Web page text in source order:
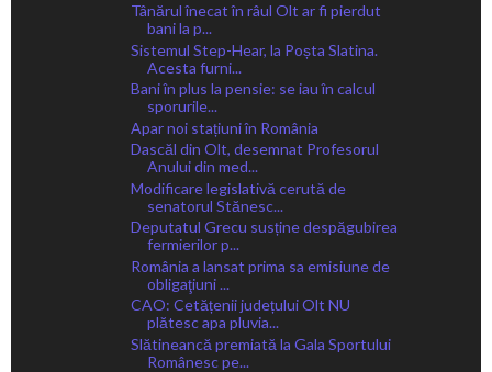
Tânărul înecat în râul Olt ar fi pierdut
bani la p...
Sistemul Step-Hear, la Poșta Slatina.
Acesta furni...
Bani în plus la pensie: se iau în calcul
sporurile...
Apar noi stațiuni în România
Dascăl din Olt, desemnat Profesorul
Anului din med...
Modificare legislativă cerută de
senatorul Stănesc...
Deputatul Grecu susține despăgubirea
fermierilor p...
România a lansat prima sa emisiune de
obligaţiuni ...
CAO: Cetățenii județului Olt NU
plătesc apa pluvia...
Slătineancă premiată la Gala Sportului
Românesc pe...